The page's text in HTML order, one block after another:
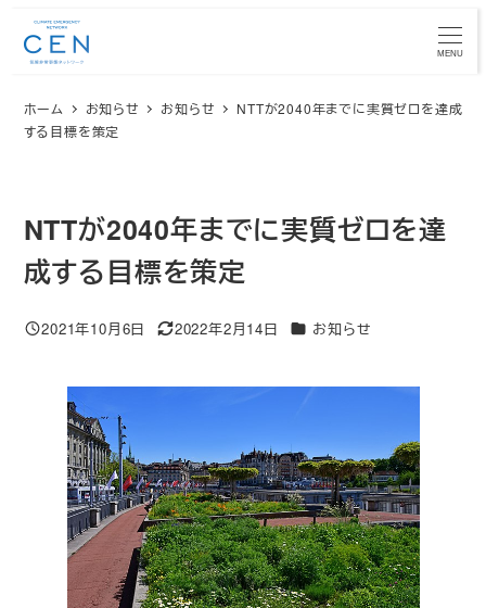
移
MENU
ホーム お知らせ お知らせ
NTTが2040年までに実質ゼロを達成
する目標を策定
NTTが2040年までに実質ゼロを達
成する目標を策定
投稿日
2021年10月6日
更新日
2022年2月14日 カテゴリー
お知らせ